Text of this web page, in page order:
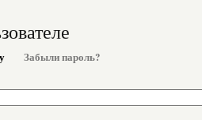
Забыли пароль?